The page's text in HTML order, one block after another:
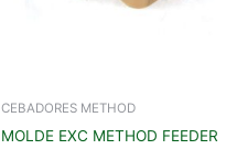
CEBADORES METHOD
MOLDE EXC METHOD FEEDER